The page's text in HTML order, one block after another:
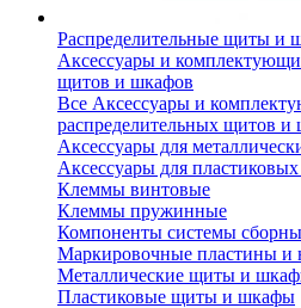
Распределительные щиты и
Аксессуары и
щитов и шкафов
Все Аксессуары и
распределительных щитов и
Аксессуары для
Аксессуары для
Клеммы винтовые
Клеммы пружинные
Компоненты системы
Маркировочные пластины и
Металлические щиты и
Пластиковые щиты и шкафы